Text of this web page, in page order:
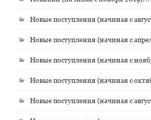
Новые поступления (начиная с
Новые поступления (начиная с
Новые поступления (начиная с
Новые поступления (начиная с
Новые поступления (начиная с